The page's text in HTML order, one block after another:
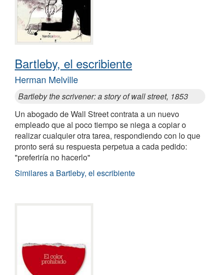
Bartleby, el escribiente
Herman Melville
Bartleby the scrivener: a story of wall street, 1853
Un abogado de Wall Street contrata a un nuevo
empleado que al poco tiempo se niega a copiar o
realizar cualquier otra tarea, respondiendo con lo que
pronto será su respuesta perpetua a cada pedido:
"preferiría no hacerlo"
Similares a Bartleby, el escribiente